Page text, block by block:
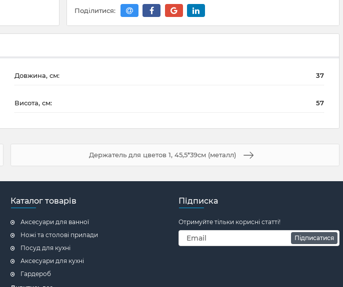
Поділитися:
Довжина, см: 37
Висота, см: 57
Держатель для цветов 1, 45,5*39см (металл)
Каталог товарів
Аксесуари для ванної
Ножі та столові прилади
Посуд для кухні
Аксесуари для кухні
Гардероб
Підписка
Отримуйте тільки корисні статті!
Підписатися